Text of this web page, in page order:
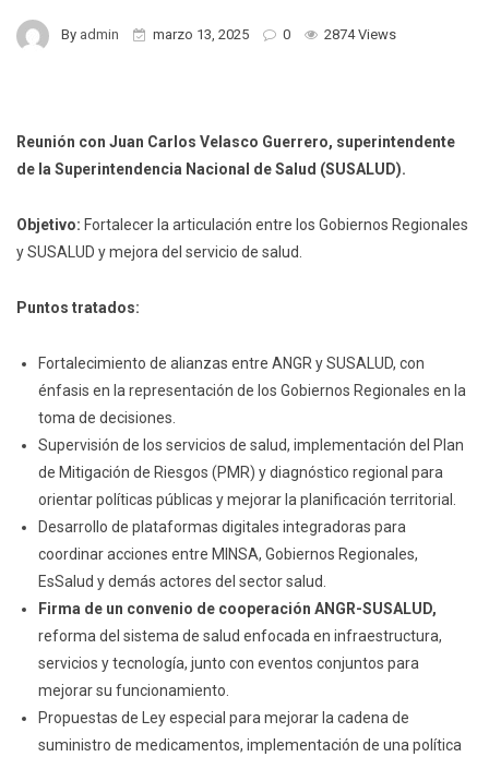
By admin marzo 13, 2025 0 2874 Views
Reunión con Juan Carlos Velasco Guerrero, superintendente
de la Superintendencia Nacional de Salud (SUSALUD).
Objetivo: Fortalecer la articulación entre los Gobiernos Regionales
y SUSALUD y mejora del servicio de salud.
Puntos tratados:
Fortalecimiento de alianzas entre ANGR y SUSALUD, con
énfasis en la representación de los Gobiernos Regionales en la
toma de decisiones.
Supervisión de los servicios de salud, implementación del Plan
de Mitigación de Riesgos (PMR) y diagnóstico regional para
orientar políticas públicas y mejorar la planificación territorial.
Desarrollo de plataformas digitales integradoras para
coordinar acciones entre MINSA, Gobiernos Regionales,
EsSalud y demás actores del sector salud.
Firma de un convenio de cooperación ANGR-SUSALUD,
reforma del sistema de salud enfocada en infraestructura,
servicios y tecnología, junto con eventos conjuntos para
mejorar su funcionamiento.
Propuestas de Ley especial para mejorar la cadena de
suministro de medicamentos, implementación de una política